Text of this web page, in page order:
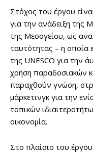
Στόχος του έργου
για την ανάδειξη της
της Μεσογείου, ως
ταυτότητας – η οποία
της UNESCO για την
χρήση παραδοσιακών
παραχθούν γνώση,
μάρκετινγκ για την
τοπικών
οικονομία.
Στο πλαίσιο του